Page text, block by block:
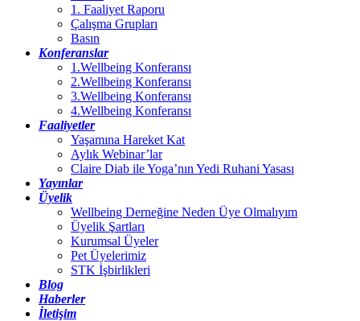
1. Faaliyet Raporu
Çalışma Grupları
Basın
Konferanslar
1.Wellbeing Konferansı
2.Wellbeing Konferansı
3.Wellbeing Konferansı
4.Wellbeing Konferansı
Faaliyetler
Yaşamına Hareket Kat
Aylık Webinar’lar
Claire Diab ile Yoga’nın Yedi Ruhani Yasası
Yayınlar
Üyelik
Wellbeing Derneğine Neden Üye Olmalıyım
Üyelik Şartları
Kurumsal Üyeler
Pet Üyelerimiz
STK İşbirlikleri
Blog
Haberler
İletişim